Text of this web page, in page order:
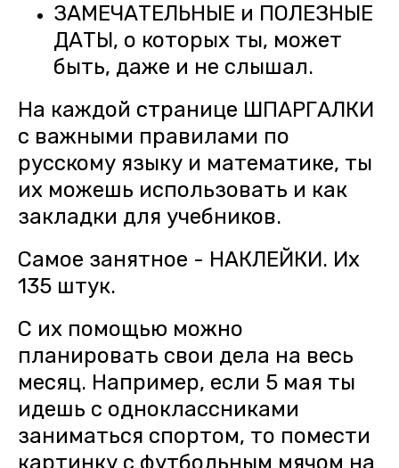
ЗАМЕЧАТЕЛЬНЫЕ и ПОЛЕЗНЫЕ
ДАТЫ, о которых ты, может
быть, даже и не слышал.
На каждой странице ШПАРГАЛКИ
с важными правилами по
русскому языку и математике, ты
их можешь использовать и как
закладки для учебников.
Самое занятное - НАКЛЕЙКИ. Их
135 штук.
С их помощью можно
планировать свои дела на весь
месяц. Например, если 5 мая ты
идешь с одноклассниками
заниматься спортом, то помести
картинку с футбольным мячом на